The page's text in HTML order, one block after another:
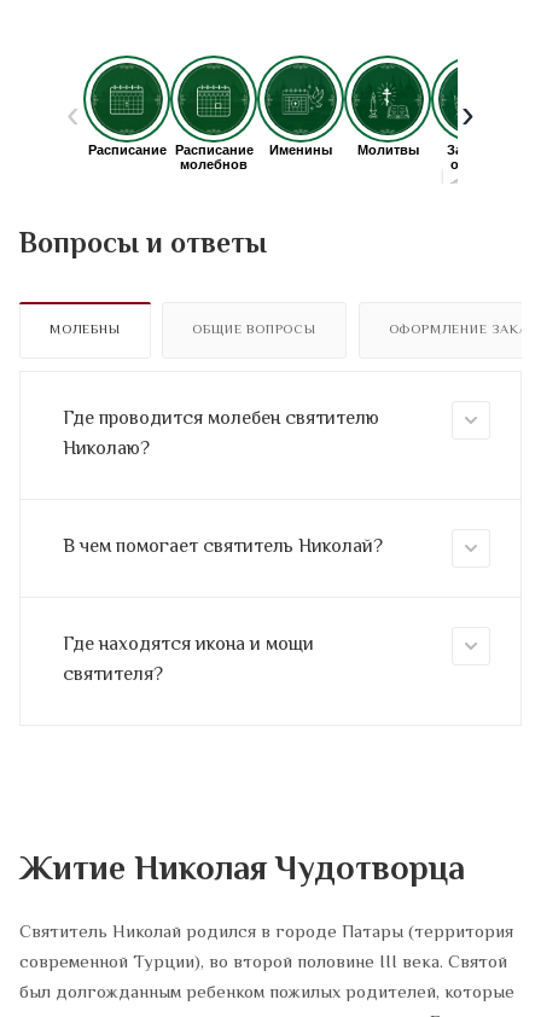
Вопросы и ответы
МОЛЕБНЫ ОБЩИЕ ВОПРОСЫ ОФОРМЛЕНИЕ
Где проводится молебен святителю
Николаю?
В чем помогает святитель Николай?
Где находятся икона и мощи
святителя?
Житие Николая Чудотворца
Святитель Николай родился в городе Патары (территория
современной Турции), во второй половине III века. Святой
был долгожданным ребенком пожилых родителей, которые